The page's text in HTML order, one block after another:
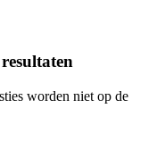
worden niet op de